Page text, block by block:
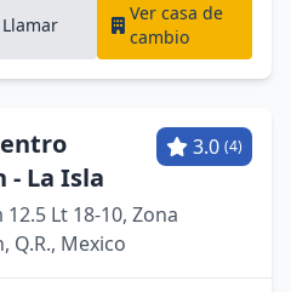
Llamar
Ver casa de
cambio
- La Isla
3.0 (4)
Lt 18-10, Zona
Q.R., Mexico